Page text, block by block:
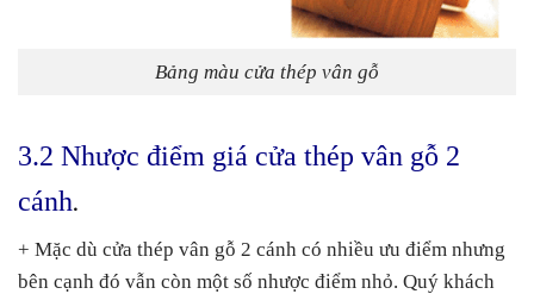
Bảng màu cửa thép vân gỗ
3.2 Nhược điểm giá cửa thép vân gỗ 2
cánh.
+ Mặc dù cửa thép vân gỗ 2 cánh có nhiều ưu điểm nhưng
bên cạnh đó vẫn còn một số nhược điểm nhỏ. Quý khách